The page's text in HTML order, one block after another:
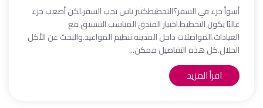
أسوأ جزء في السفر؟التخطيطكثير ناس تحب السفر،لكن أصعب جزء
غالبًا يكون التخطيط.اختيار الفندق المناسب.التنسيق مع
العيادات.المواصلات داخل المدينة.تنظيم المواعيد.والبحث عن الأكل
الحلال.كل هذه التفاصيل ممكن...
اقرأ المزيد